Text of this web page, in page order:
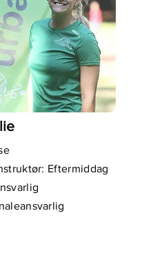
Eftermiddag